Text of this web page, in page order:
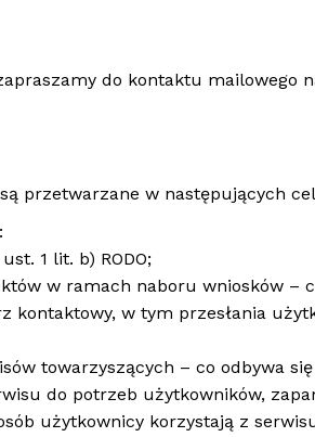
do kontaktu mailowego
przetwarzane w następujących
1 lit. b) RODO;
w ramach naboru wniosków –
kontaktowy, w tym przesłania
towarzyszących – co odbywa
do potrzeb użytkowników,
użytkownicy korzystają z